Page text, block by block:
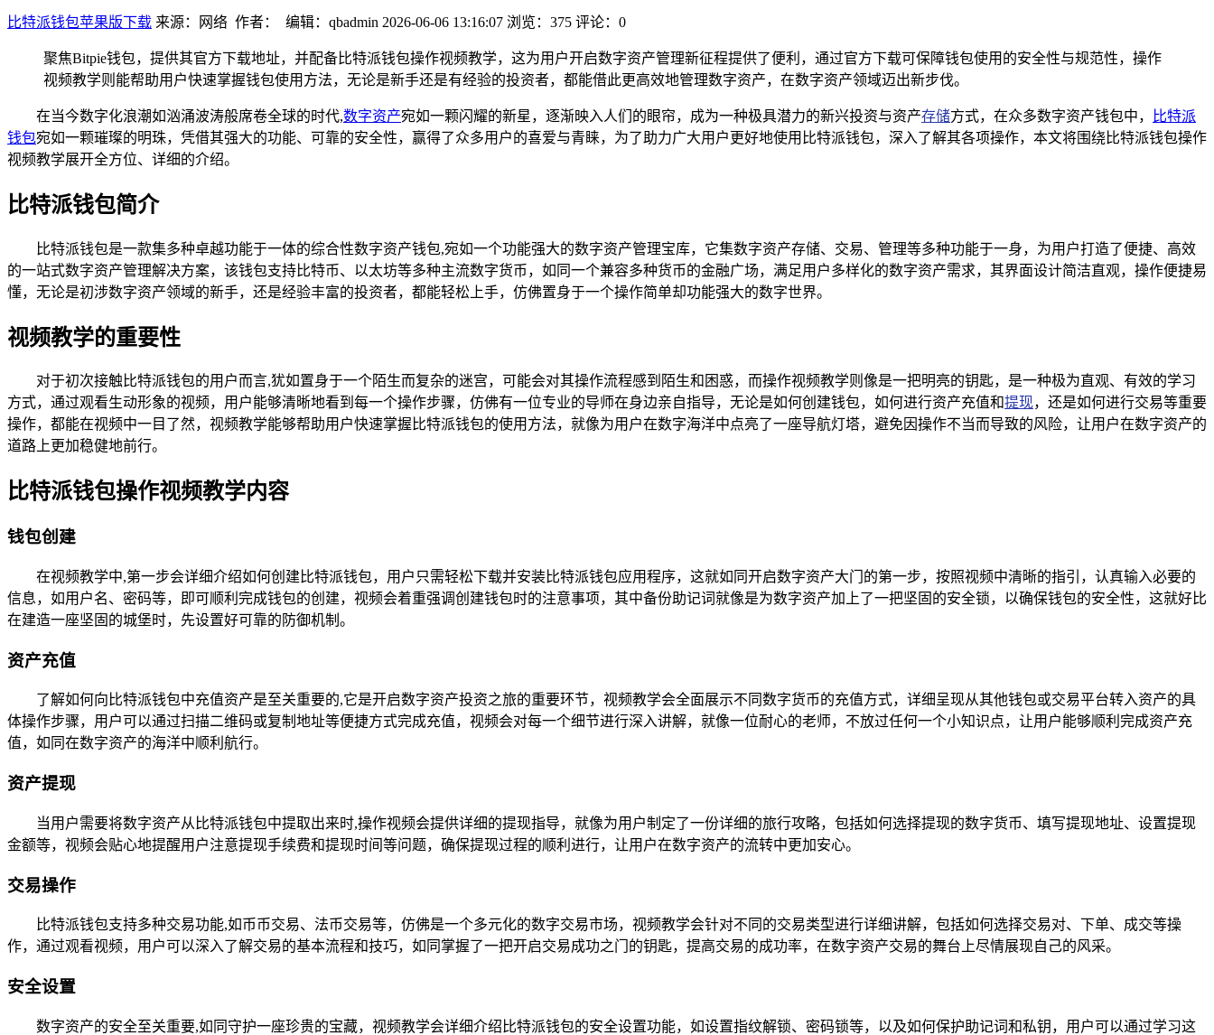
比特派钱包苹果版下载 来源：网络 作者： 编辑：qbadmin 2026-06-06 13:16:07 浏览：375 评论：0
聚焦Bitpie钱包，提供其官方下载地址，并配备比特派钱包操作视频教学，这为用户开启数字资产管理新征程提供了便利，通过官方下载可保障钱包使用的安全性与规范性，操作
视频教学则能帮助用户快速掌握钱包使用方法，无论是新手还是有经验的投资者，都能借此更高效地管理数字资产，在数字资产领域迈出新步伐。
在当今数字化浪潮如汹涌波涛般席卷全球的时代,数字资产宛如一颗闪耀的新星，逐渐映入人们的眼帘，成为一种极具潜力的新兴投资与资产存储方式，在众多数字资产钱包中，
比特派
钱包宛如一颗璀璨的明珠，凭借其强大的功能、可靠的安全性，赢得了众多用户的喜爱与青睐，为了助力广大用户更好地使用比特派钱包，深入了解其各项操作，本文将围绕比特派钱包操作
视频教学展开全方位、详细的介绍。
比特派钱包简介
比特派钱包是一款集多种卓越功能于一体的综合性数字资产钱包,宛如一个功能强大的数字资产管理宝库，它集数字资产存储、交易、管理等多种功能于一身，为用户打造了便捷、高效
的一站式数字资产管理解决方案，该钱包支持比特币、以太坊等多种主流数字货币，如同一个兼容多种货币的金融广场，满足用户多样化的数字资产需求，其界面设计简洁直观，操作便捷易
懂，无论是初涉数字资产领域的新手，还是经验丰富的投资者，都能轻松上手，仿佛置身于一个操作简单却功能强大的数字世界。
视频教学的重要性
对于初次接触比特派钱包的用户而言,犹如置身于一个陌生而复杂的迷宫，可能会对其操作流程感到陌生和困惑，而操作视频教学则像是一把明亮的钥匙，是一种极为直观、有效的学习
方式，通过观看生动形象的视频，用户能够清晰地看到每一个操作步骤，仿佛有一位专业的导师在身边亲自指导，无论是如何创建钱包，如何进行资产充值和提现，还是如何进行交易等重要
操作，都能在视频中一目了然，视频教学能够帮助用户快速掌握比特派钱包的使用方法，就像为用户在数字海洋中点亮了一座导航灯塔，避免因操作不当而导致的风险，让用户在数字资产的
道路上更加稳健地前行。
比特派钱包操作视频教学内容
钱包创建
在视频教学中,第一步会详细介绍如何创建比特派钱包，用户只需轻松下载并安装比特派钱包应用程序，这就如同开启数字资产大门的第一步，按照视频中清晰的指引，认真输入必要的
信息，如用户名、密码等，即可顺利完成钱包的创建，视频会着重强调创建钱包时的注意事项，其中备份助记词就像是为数字资产加上了一把坚固的安全锁，以确保钱包的安全性，这就好比
在建造一座坚固的城堡时，先设置好可靠的防御机制。
资产充值
了解如何向比特派钱包中充值资产是至关重要的,它是开启数字资产投资之旅的重要环节，视频教学会全面展示不同数字货币的充值方式，详细呈现从其他钱包或交易平台转入资产的具
体操作步骤，用户可以通过扫描二维码或复制地址等便捷方式完成充值，视频会对每一个细节进行深入讲解，就像一位耐心的老师，不放过任何一个小知识点，让用户能够顺利完成资产充
值，如同在数字资产的海洋中顺利航行。
资产提现
当用户需要将数字资产从比特派钱包中提取出来时,操作视频会提供详细的提现指导，就像为用户制定了一份详细的旅行攻略，包括如何选择提现的数字货币、填写提现地址、设置提现
金额等，视频会贴心地提醒用户注意提现手续费和提现时间等问题，确保提现过程的顺利进行，让用户在数字资产的流转中更加安心。
交易操作
比特派钱包支持多种交易功能,如币币交易、法币交易等，仿佛是一个多元化的数字交易市场，视频教学会针对不同的交易类型进行详细讲解，包括如何选择交易对、下单、成交等操
作，通过观看视频，用户可以深入了解交易的基本流程和技巧，如同掌握了一把开启交易成功之门的钥匙，提高交易的成功率，在数字资产交易的舞台上尽情展现自己的风采。
安全设置
数字资产的安全至关重要,如同守护一座珍贵的宝藏，视频教学会详细介绍比特派钱包的安全设置功能，如设置指纹解锁、密码锁等，以及如何保护助记词和私钥，用户可以通过学习这